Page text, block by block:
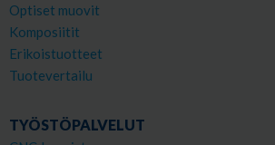
Optiset muovit
Komposiitit
Erikoistuotteet
Tuotevertailu
TYÖSTÖPALVELUT